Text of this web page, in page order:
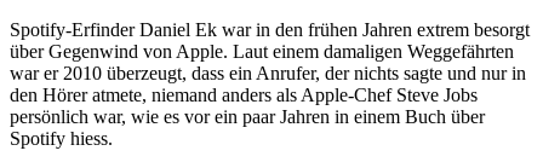
Spotify-Erfinder Daniel Ek war in den frühen Jahren extrem besorgt
über Gegenwind von Apple. Laut einem damaligen Weggefährten
war er 2010 überzeugt, dass ein Anrufer, der nichts sagte und nur in
den Hörer atmete, niemand anders als Apple-Chef Steve Jobs
persönlich war, wie es vor ein paar Jahren in einem Buch über
Spotify hiess.